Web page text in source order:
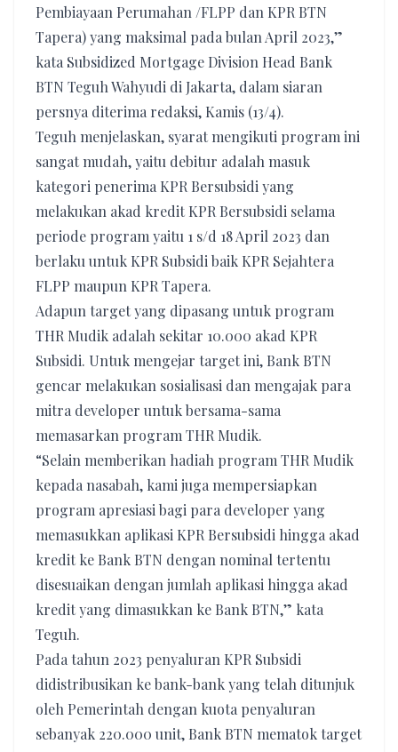
Pembiayaan Perumahan /FLPP dan KPR BTN
Tapera) yang maksimal pada bulan April 2023,”
kata Subsidized Mortgage Division Head Bank
BTN Teguh Wahyudi di Jakarta, dalam siaran
persnya diterima redaksi, Kamis (13/4).
Teguh menjelaskan, syarat mengikuti program ini
sangat mudah, yaitu debitur adalah masuk
kategori penerima KPR Bersubsidi yang
melakukan akad kredit KPR Bersubsidi selama
periode program yaitu 1 s/d 18 April 2023 dan
berlaku untuk KPR Subsidi baik KPR Sejahtera
FLPP maupun KPR Tapera.
Adapun target yang dipasang untuk program
THR Mudik adalah sekitar 10.000 akad KPR
Subsidi. Untuk mengejar target ini, Bank BTN
gencar melakukan sosialisasi dan mengajak para
mitra developer untuk bersama-sama
memasarkan program THR Mudik.
“Selain memberikan hadiah program THR Mudik
kepada nasabah, kami juga mempersiapkan
program apresiasi bagi para developer yang
memasukkan aplikasi KPR Bersubsidi hingga akad
kredit ke Bank BTN dengan nominal tertentu
disesuaikan dengan jumlah aplikasi hingga akad
kredit yang dimasukkan ke Bank BTN,” kata
Teguh.
Pada tahun 2023 penyaluran KPR Subsidi
didistribusikan ke bank-bank yang telah ditunjuk
oleh Pemerintah dengan kuota penyaluran
sebanyak 220.000 unit, Bank BTN mematok target